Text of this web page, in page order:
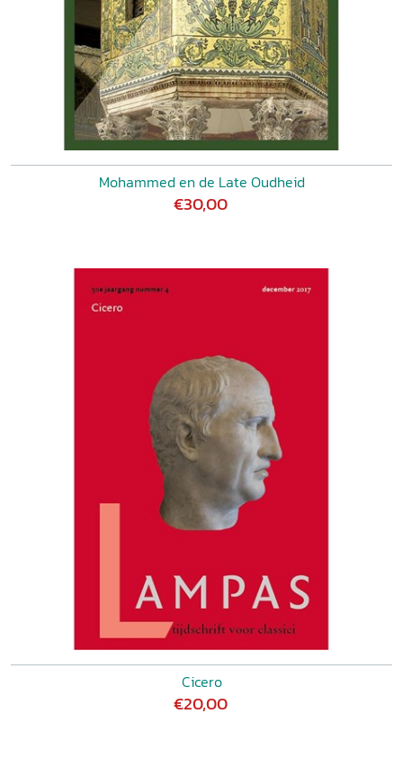
Mohammed en de Late Oudheid
€30,00
Cicero
€20,00